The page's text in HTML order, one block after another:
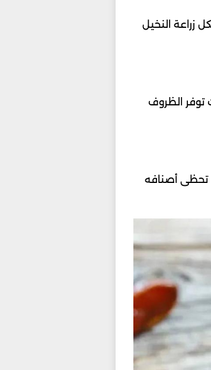
زراعة النخيل
حيث توفر الظروف
وكما تحظى أصنافه